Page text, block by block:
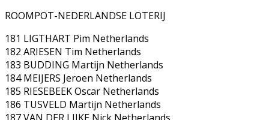
ROOMPOT-NEDERLANDSE LOTERIJ
181 LIGTHART Pim Netherlands
182 ARIESEN Tim Netherlands
183 BUDDING Martijn Netherlands
184 MEIJERS Jeroen Netherlands
185 RIESEBEEK Oscar Netherlands
186 TUSVELD Martijn Netherlands